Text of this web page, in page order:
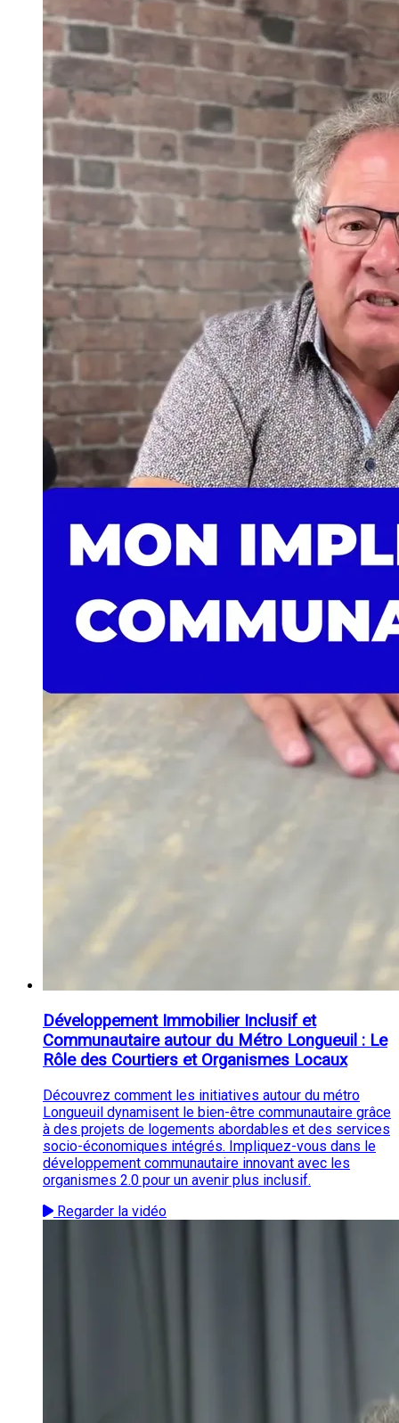
Développement Immobilier Inclusif et
Communautaire autour du Métro Longueuil : Le
Rôle des Courtiers et Organismes Locaux
Découvrez comment les initiatives autour du métro
Longueuil dynamisent le bien-être communautaire grâce
à des projets de logements abordables et des services
socio-économiques intégrés. Impliquez-vous dans le
développement communautaire innovant avec les
organismes 2.0 pour un avenir plus inclusif.
Regarder la vidéo